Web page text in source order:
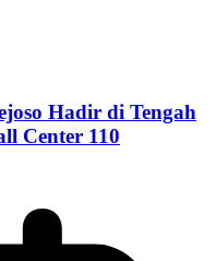
Hadir di Tengah
Center 110